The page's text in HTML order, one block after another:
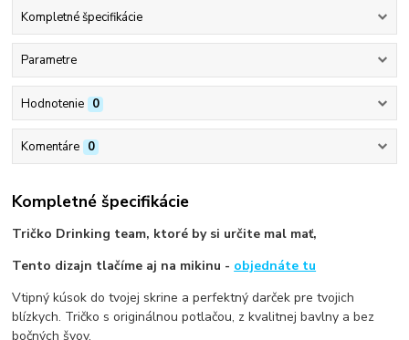
Kompletné špecifikácie
Parametre
Hodnotenie 0
Komentáre 0
Kompletné špecifikácie
Tričko Drinking team, ktoré by si určite mal mať,
Tento dizajn tlačíme aj na mikinu - objednáte tu
Vtipný kúsok do tvojej skrine a perfektný darček pre tvojich
blízkych. Tričko s originálnou potlačou, z kvalitnej bavlny a bez
bočných švov.